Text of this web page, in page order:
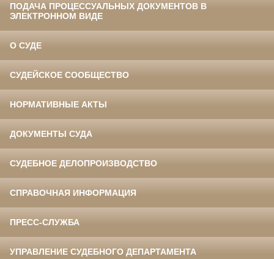
ПОДАЧА ПРОЦЕССУАЛЬНЫХ ДОКУМЕНТОВ В
ЭЛЕКТРОННОМ ВИДЕ
О СУДЕ
СУДЕЙСКОЕ СООБЩЕСТВО
НОРМАТИВНЫЕ АКТЫ
ДОКУМЕНТЫ СУДА
СУДЕБНОЕ ДЕЛОПРОИЗВОДСТВО
СПРАВОЧНАЯ ИНФОРМАЦИЯ
ПРЕСС-СЛУЖБА
УПРАВЛЕНИЕ СУДЕБНОГО ДЕПАРТАМЕНТА